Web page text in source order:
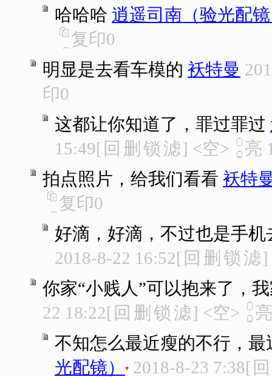
哈哈哈 逍遥司南（验光配
复印0
明显是去看车模的 袄特曼
印0
这都让你知道了，罪过罪过
15:49[ 回 删 锁 滤] <空> 亮
拍点照片，给我们看看 袄特
复印0
好滴，好滴，不过也是手
2018-8-22 16:52[ 回 删 锁 滤]
你家“小贱人”可以抱来了，
22 18:22[ 回 删 锁 滤] <空>
不知怎么最近瘦的不行，
光配镜）
2018-8-23 7:38[ 回